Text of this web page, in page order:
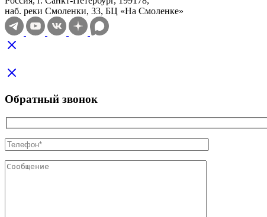
наб. реки Смоленки, 33, БЦ «На Смоленке»
Обратный звонок